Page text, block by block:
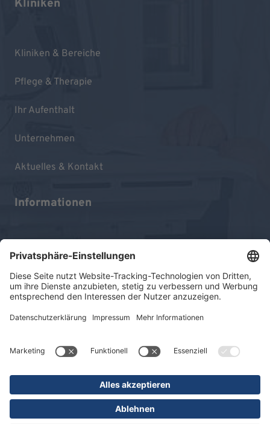
Kliniken
Kliniken & Bereiche
Pflege & Therapie
Ihr Aufenthalt
Unternehmen
Aktuelles & Kontakt
Informationen
Impressum
Datenschutz
Sitemap
© 2026 KLINIKEN DR. ERLER
gGmbH